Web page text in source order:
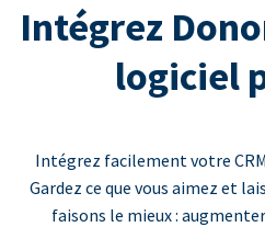
Intégrez
logiciel
Intégrez facilement votre
Gardez ce que vous aimez et
faisons le mieux :